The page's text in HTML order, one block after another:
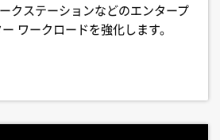
クステーションなどのエンタープ
ワークロードを強化します。